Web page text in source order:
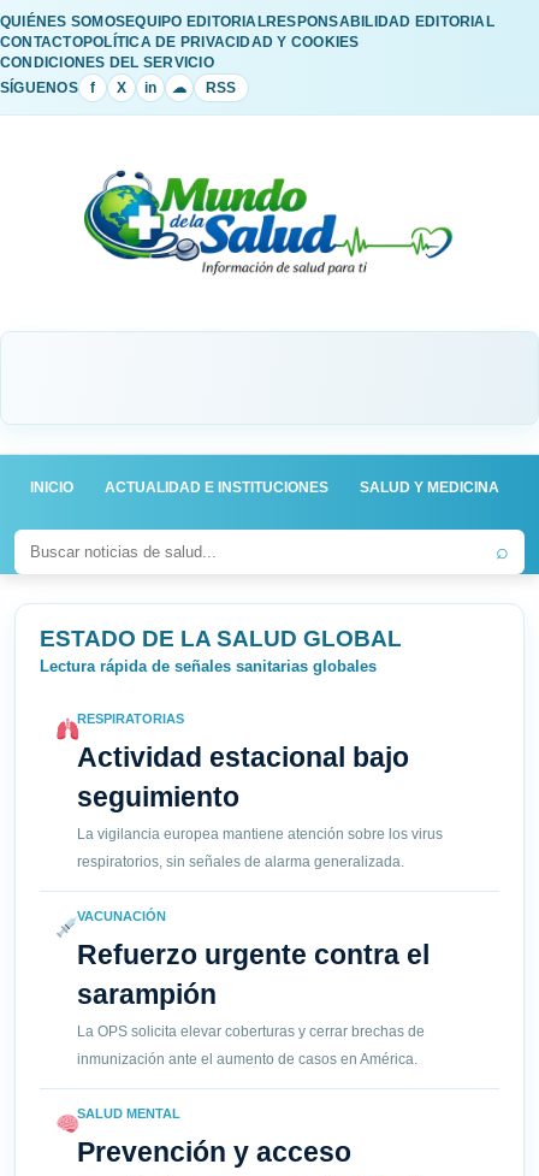
QUIÉNES SOMOSEQUIPO EDITORIALRESPONSABILIDAD EDITORIAL
CONTACTOPOLÍTICA DE PRIVACIDAD Y COOKIES
CONDICIONES DEL SERVICIO
SÍGUENOS
f X in ☁ RSS
INICIO ACTUALIDAD E INSTITUCIONES SALUD Y MEDICINA
⌕
ESTADO DE LA SALUD GLOBAL
Lectura rápida de señales sanitarias globales
RESPIRATORIAS
Actividad estacional bajo
seguimiento
La vigilancia europea mantiene atención sobre los virus
respiratorios, sin señales de alarma generalizada.
VACUNACIÓN
Refuerzo urgente contra el
sarampión
La OPS solicita elevar coberturas y cerrar brechas de
inmunización ante el aumento de casos en América.
SALUD MENTAL
Prevención y acceso